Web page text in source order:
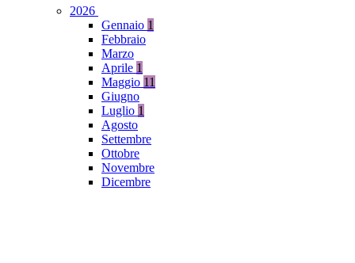
2026
Gennaio 1
Febbraio
Marzo
Aprile 1
Maggio 11
Giugno
Luglio 1
Agosto
Settembre
Ottobre
Novembre
Dicembre